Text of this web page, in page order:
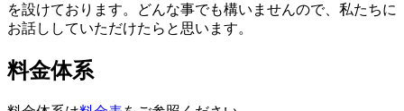
を設けております。どんな事でも構いませんので、私たちに
お話ししていただけたらと思います。
料金体系